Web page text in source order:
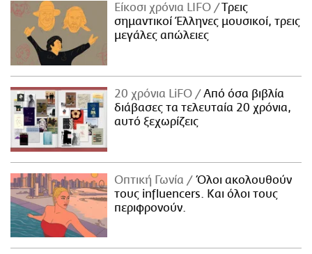
Είκοσι χρόνια LIFO
Tρεις
σημαντικοί Έλληνες μουσικοί, τρεις
μεγάλες απώλειες
20 χρόνια LiFO
Από όσα βιβλία
διάβασες τα τελευταία 20 χρόνια,
αυτό ξεχωρίζεις
Οπτική Γωνία
Όλοι ακολουθούν
τους influencers. Και όλοι τους
περιφρονούν.